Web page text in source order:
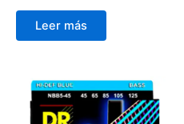
Leer más